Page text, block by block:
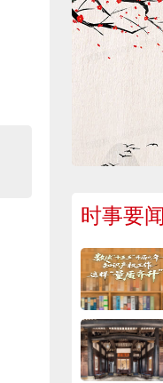
时事要闻